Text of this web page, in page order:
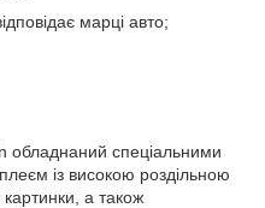
марці авто;
обладнаний спеціальними
із високою роздільною
картинки, а також